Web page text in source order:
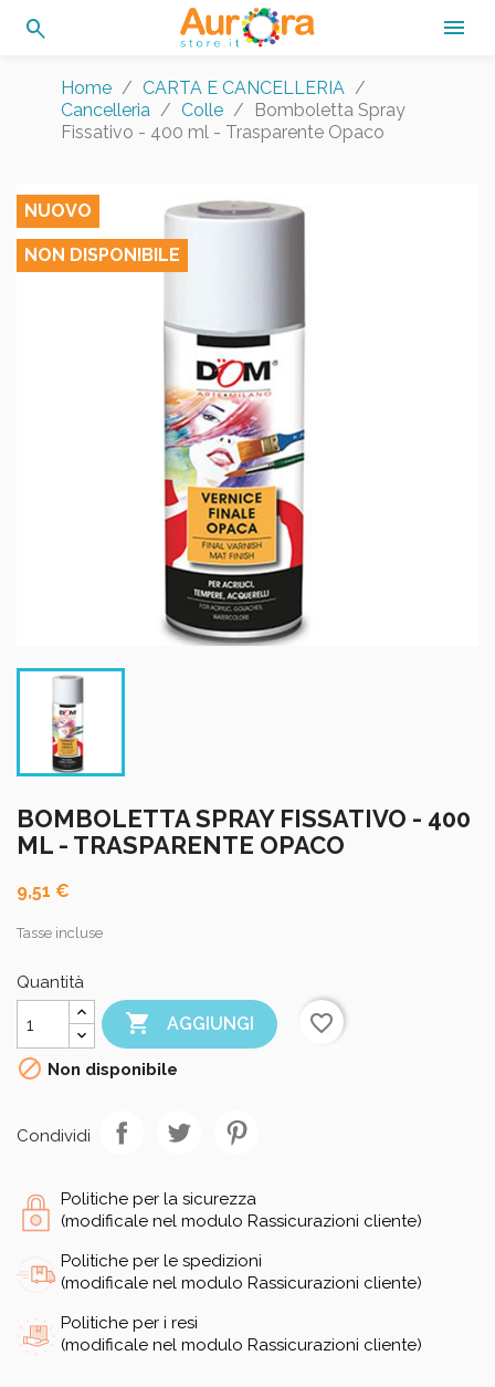
search 
Home
CARTA E CANCELLERIA
Cancelleria
Colle
Bomboletta Spray
Fissativo - 400 ml - Trasparente Opaco
NUOVO
NON DISPONIBILE
BOMBOLETTA SPRAY FISSATIVO - 400
ML - TRASPARENTE OPACO
9,51 €
Tasse incluse
Quantità
 AGGIUNGI
favorite_border
 Non disponibile
Condividi
Politiche per la sicurezza
(modificale nel modulo Rassicurazioni cliente)
Politiche per le spedizioni
(modificale nel modulo Rassicurazioni cliente)
Politiche per i resi
(modificale nel modulo Rassicurazioni cliente)